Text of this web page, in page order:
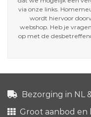
via onze links.
wordt hiervoor
webshop. Heb je
op met de
Bezorging in NL
Groot aanbod en